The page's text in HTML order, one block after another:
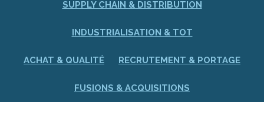
SUPPLY CHAIN & DISTRIBUTION
INDUSTRIALISATION & TOT
ACHAT & QUALITÉ RECRUTEMENT & PORTAGE
FUSIONS & ACQUISITIONS